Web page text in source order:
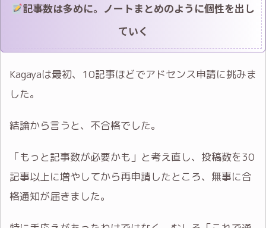
記事数は多めに。ノートまとめのように個性を出し
ていく
Kagayaは最初、10記事ほどでアドセンス申請に挑みま
した。
結論から言うと、不合格でした。
「もっと記事数が必要かも」と考え直し、投稿数を30
記事以上に増やしてから再申請したところ、無事に合
格通知が届きました。